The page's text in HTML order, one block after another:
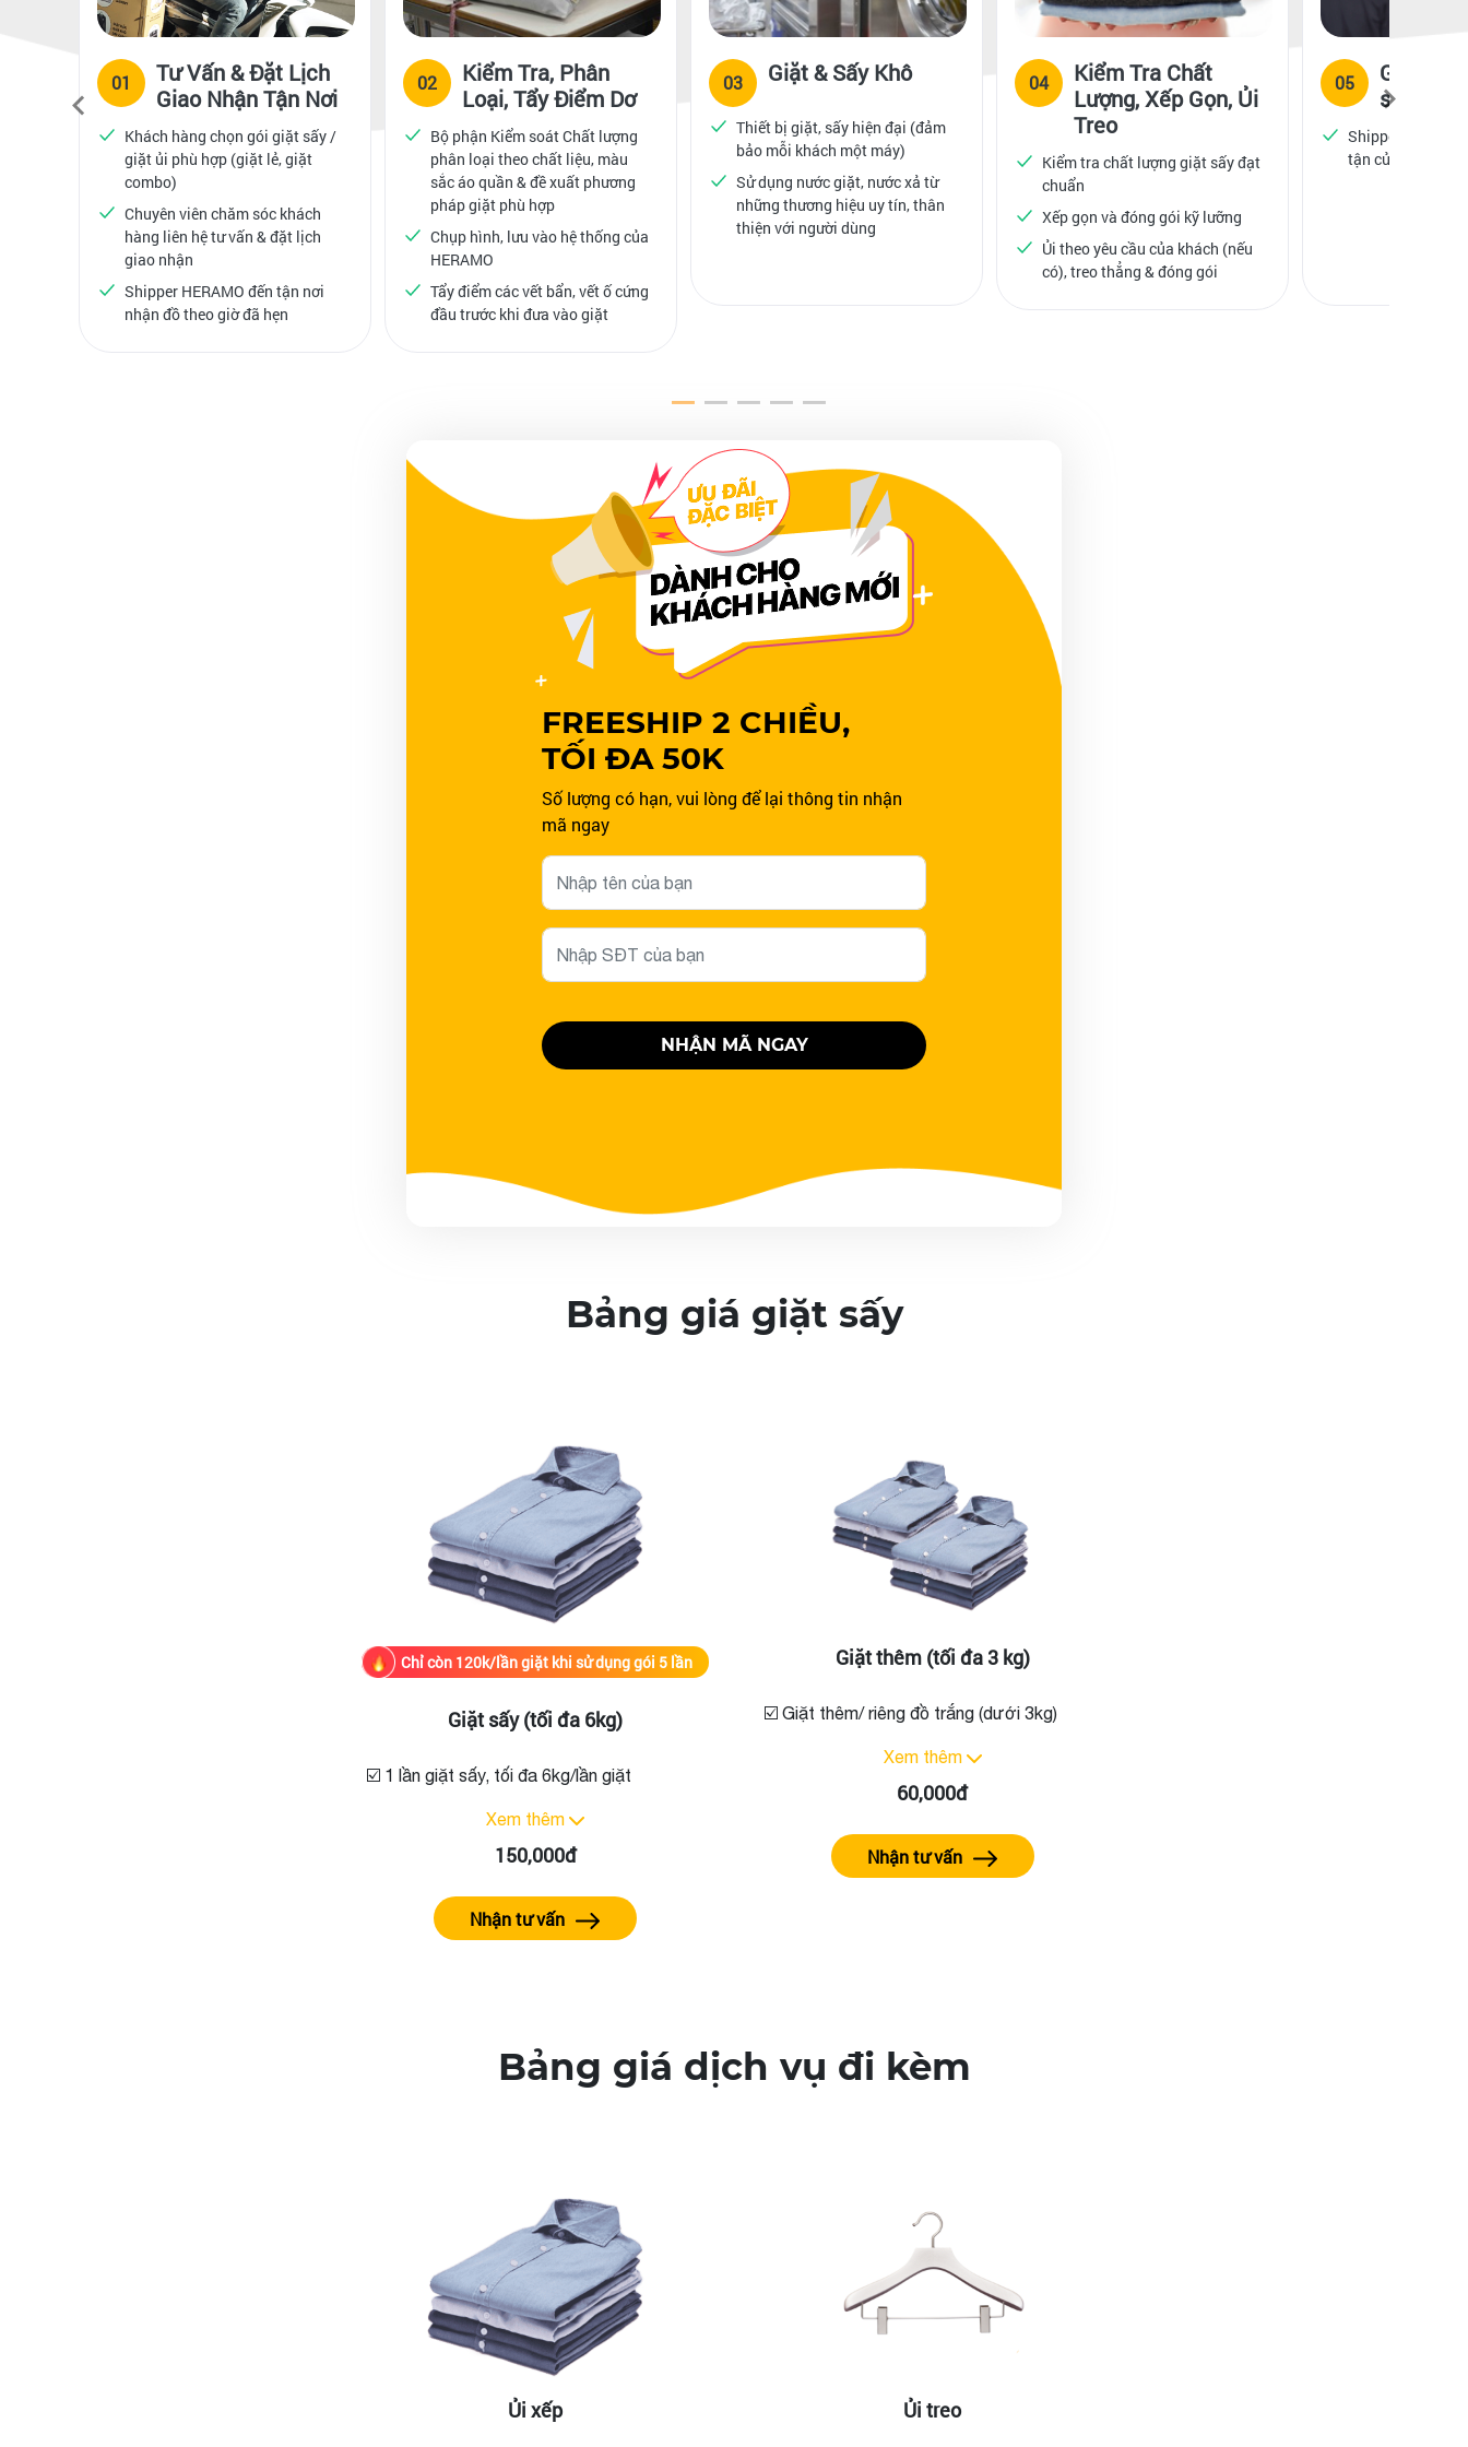
01
Tư Vấn & Đặt Lịch
Giao Nhận Tận Nơi
Khách hàng chọn gói giặt sấy /
giặt ủi phù hợp (giặt lẻ, giặt
combo)
Chuyên viên chăm sóc khách
hàng liên hệ tư vấn & đặt lịch
giao nhận
Shipper HERAMO đến tận nơi
nhận đồ theo giờ đã hẹn
02
Kiểm Tra, Phân
Loại, Tẩy Điểm Dơ
Bộ phận Kiểm soát Chất lượng
phân loại theo chất liệu, màu
sắc áo quần & đề xuất phương
pháp giặt phù hợp
Chụp hình, lưu vào hệ thống của
HERAMO
Tẩy điểm các vết bẩn, vết ố cứng
đầu trước khi đưa vào giặt
03 Giặt & Sấy Khô
Thiết bị giặt, sấy hiện đại (đảm
bảo mỗi khách một máy)
Sử dụng nước giặt, nước xả từ
những thương hiệu uy tín, thân
thiện với người dùng
04
Kiểm Tra Chất
Lượng, Xếp Gọn, Ủi
Treo
Kiểm tra chất lượng giặt sấy đạt
chuẩn
Xếp gọn và đóng gói kỹ lưỡng
Ủi theo yêu cầu của khách (nếu
có), treo thẳng & đóng gói
05
Giao lại
sinh
Shipper liên hệ
tận cửa nhà cho
FREESHIP 2 CHIỀU,
TỐI ĐA 50K
Số lượng có hạn, vui lòng để lại thông tin nhận
mã ngay
NHẬN MÃ NGAY
Bảng giá giặt sấy
Chỉ còn 120k/lần giặt khi sử dụng gói 5 lần
Giặt sấy (tối đa 6kg)
☑️ 1 lần giặt sấy, tối đa 6kg/lần giặt
Xem thêm
150,000đ
Nhận tư vấn
Giặt thêm (tối đa 3 kg)
☑️ Giặt thêm/ riêng đồ trắng (dưới 3kg)
Xem thêm
60,000đ
Nhận tư vấn
Bảng giá dịch vụ đi kèm
Ủi xếp Ủi treo